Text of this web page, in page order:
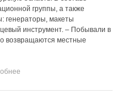
группы, а также
генераторы, макеты
инструмент. – Побывали в
возвращаются местные